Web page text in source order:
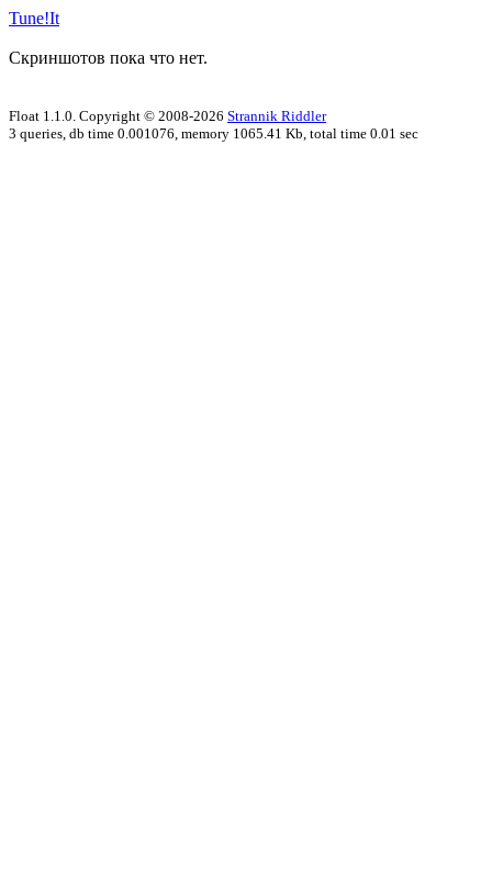
Tune!It
Скриншотов пока что нет.
Float 1.1.0. Copyright © 2008-2026 Strannik Riddler
3 queries, db time 0.001076, memory 1065.41 Kb, total time 0.01 sec